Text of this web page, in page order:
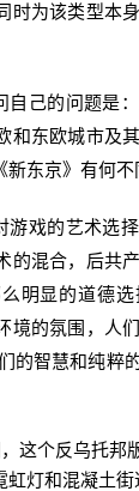
时为该类型本
己的问题是：
和东欧城市及
东京》有何不
戏的艺术选择
的混合，后共
明显的道德
境的氛围，人
的智慧和纯粹
这个反乌托邦
虹灯和混凝土